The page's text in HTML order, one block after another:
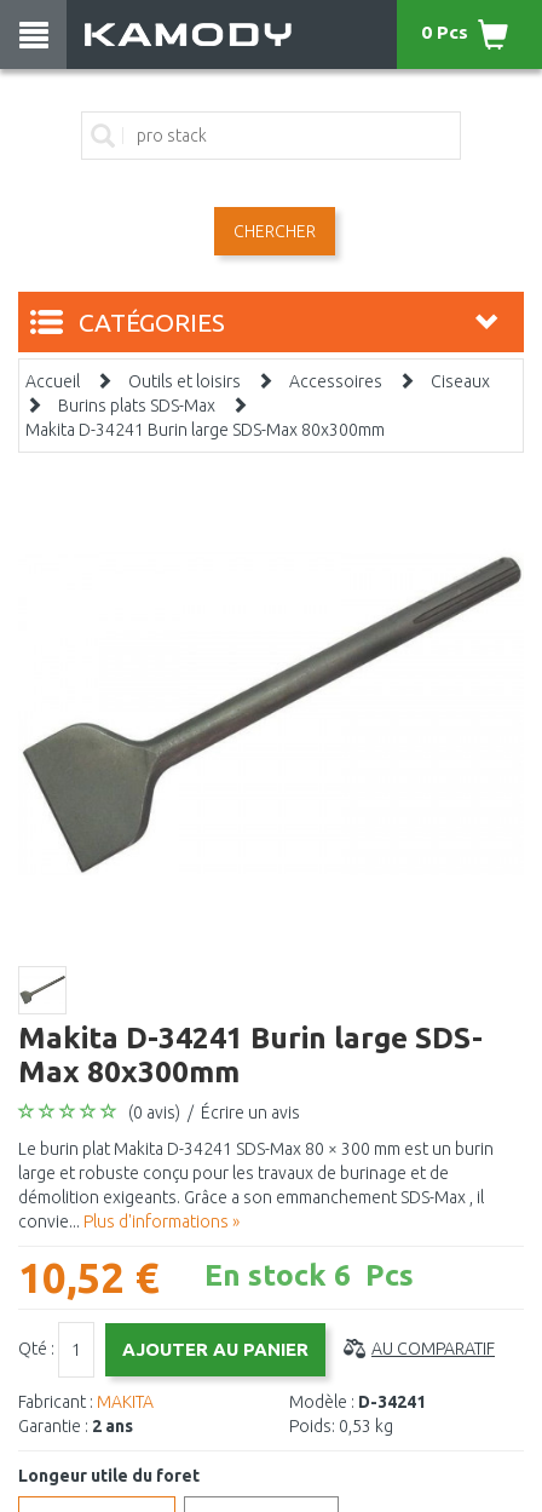
CHERCHER
0 Pcs
CATÉGORIES
Accueil Outils et loisirs Accessoires
Ciseaux
Burins plats SDS-Max
Makita D-34241 Burin large SDS-Max 80x300mm
Makita D-34241 Burin large SDS-
Max 80x300mm
(0 avis) / Écrire un avis
Le burin plat Makita D-34241 SDS-Max 80 × 300 mm est un burin
large et robuste conçu pour les travaux de burinage et de
démolition exigeants. Grâce a son emmanchement SDS-Max , il
convie... Plus d'informations »
10,52 € En stock 6 Pcs
Qté : AU COMPARATIF
Fabricant : MAKITA
Garantie : 2 ans
Modèle : D-34241
Poids: 0,53 kg
Longeur utile du foret